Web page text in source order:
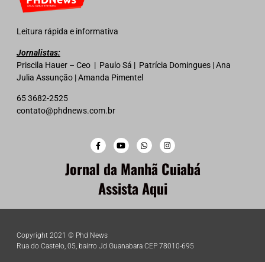
Leitura rápida e informativa
Jornalistas:
Priscila Hauer – Ceo | Paulo Sá | Patrícia Domingues | Ana
Julia Assunção | Amanda Pimentel
65 3682-2525
contato@phdnews.com.br
Jornal da Manhã Cuiabá
Assista Aqui
Copyright 2021 © Phd News
Rua do Castelo, 05, bairro Jd Guanabara CEP 78010-695